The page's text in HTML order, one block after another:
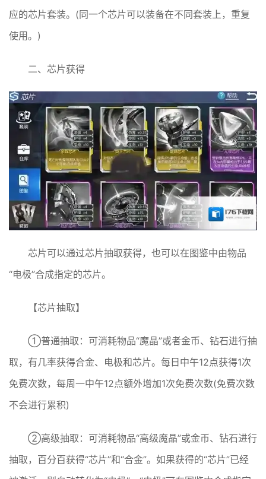
应的芯片套装。(同一个芯片可以装备在不同套装上，重复
使用。)
二、芯片获得
芯片可以通过芯片抽取获得，也可以在图鉴中由物品
“电极”合成指定的芯片。
【芯片抽取】
①普通抽取：可消耗物品“魔晶”或者金币、钻石进行抽
取，有几率获得合金、电极和芯片。每日中午12点获得1次
免费次数，每周一中午12点额外增加1次免费次数(免费次数
不会进行累积)
②高级抽取：可消耗物品“高级魔晶”或金币、钻石进行
抽取，百分百获得“芯片”和“合金”。如果获得的“芯片”已经